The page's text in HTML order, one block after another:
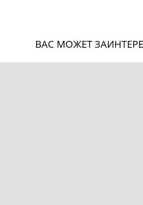
ВАС МОЖЕТ